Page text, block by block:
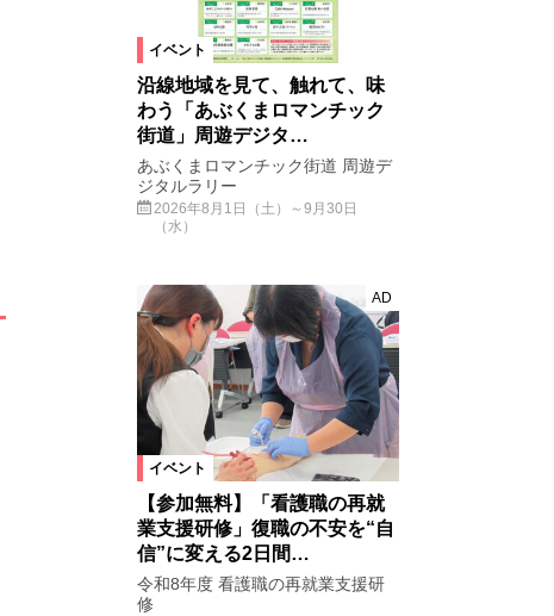
イベント
沿線地域を見て、触れて、味
わう「あぶくまロマンチック
街道」周遊デジタ…
あぶくまロマンチック街道 周遊デ
ジタルラリー
2026年8月1日（土）～9月30日
（水）
イベント
AD
【参加無料】「看護職の再就
業支援研修」復職の不安を“自
信”に変える2日間…
令和8年度 看護職の再就業支援研
修